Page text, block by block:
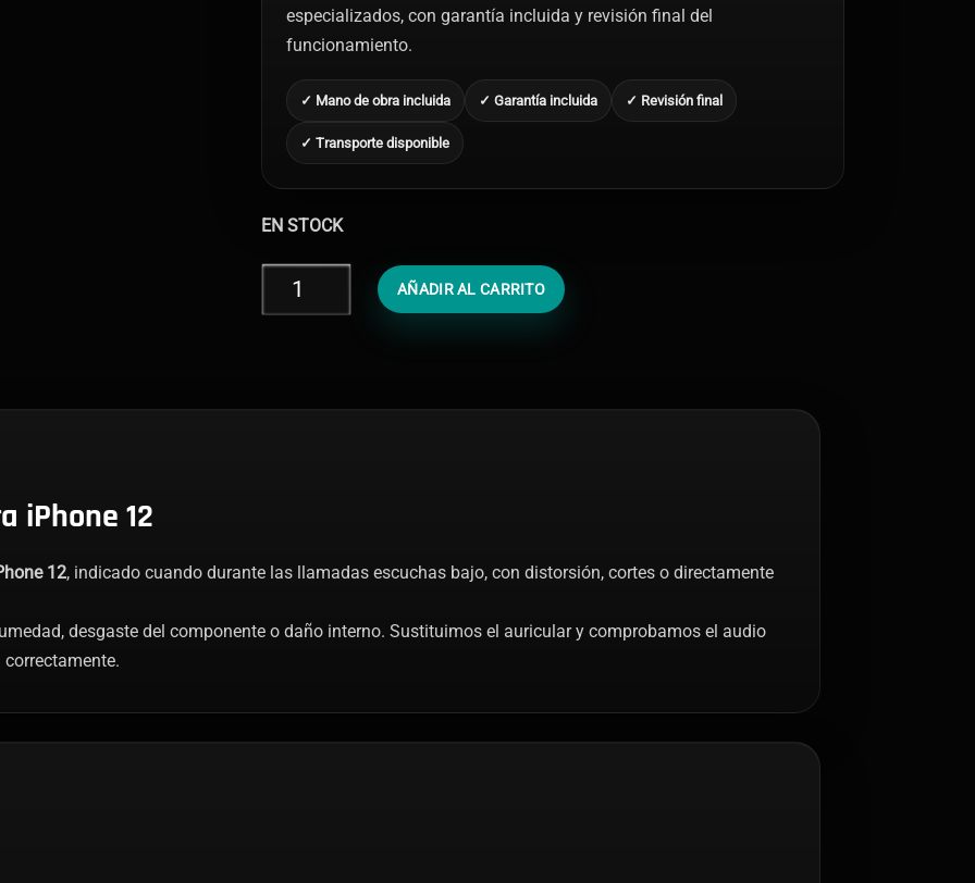
especializados, con garantía incluida y revisión final del
funcionamiento.
✓ Mano de obra incluida ✓ Garantía incluida ✓ Revisión final
✓ Transporte disponible
EN STOCK
Cambiar
Auricular
AÑADIR AL CARRITO
iPhone 12
12, indicado cuando durante las llamadas escuchas bajo, con distorsión, cortes o directamente
desgaste del componente o daño interno. Sustituimos el auricular y comprobamos el audio